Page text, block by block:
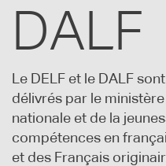
DALF
Le DELF et le DALF
délivrés par le
nationale et de la
compétences en
et des Français